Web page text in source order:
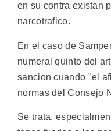
en su contra existan
narcotrafico.
En el caso de
numeral quinto del
sancion cuando "el
normas del Consejo
Se trata,